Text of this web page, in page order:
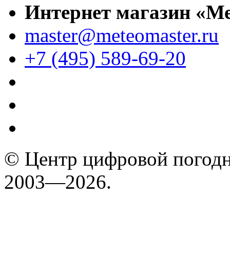
Интернет магазин
master@meteomaster.ru
+7 (495) 589-69-20
© Центр цифровой
2003—2026.